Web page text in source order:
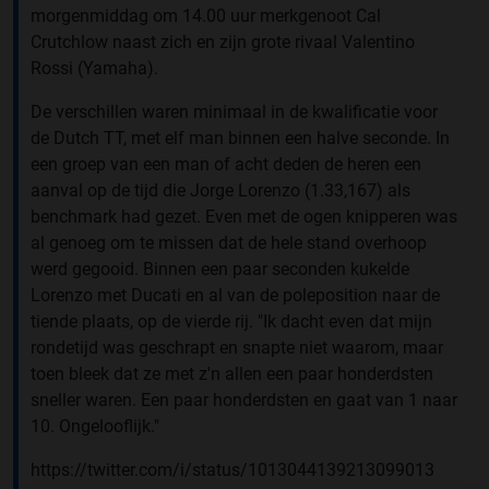
morgenmiddag om 14.00 uur merkgenoot Cal
Crutchlow naast zich en zijn grote rivaal Valentino
Rossi (Yamaha).
De verschillen waren minimaal in de kwalificatie voor
de Dutch TT, met elf man binnen een halve seconde. In
een groep van een man of acht deden de heren een
aanval op de tijd die Jorge Lorenzo (1.33,167) als
benchmark had gezet. Even met de ogen knipperen was
al genoeg om te missen dat de hele stand overhoop
werd gegooid. Binnen een paar seconden kukelde
Lorenzo met Ducati en al van de poleposition naar de
tiende plaats, op de vierde rij. "Ik dacht even dat mijn
rondetijd was geschrapt en snapte niet waarom, maar
toen bleek dat ze met z'n allen een paar honderdsten
sneller waren. Een paar honderdsten en gaat van 1 naar
10. Ongelooflijk."
https://twitter.com/i/status/1013044139213099013